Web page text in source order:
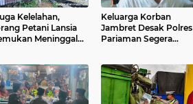
Kelelahan,
Petani Lansia
Meninggal
Keluarga Korban
Jambret Desak Polres
Pariaman Segera